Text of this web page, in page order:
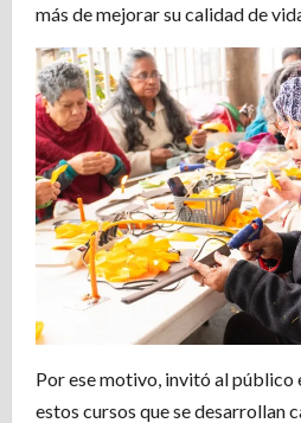
más de mejorar su calidad de
Por ese motivo, invitó al público
estos cursos que se desarrollan